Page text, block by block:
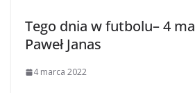
Tego dnia w futbolu– 4
Paweł Janas
4 marca 2022